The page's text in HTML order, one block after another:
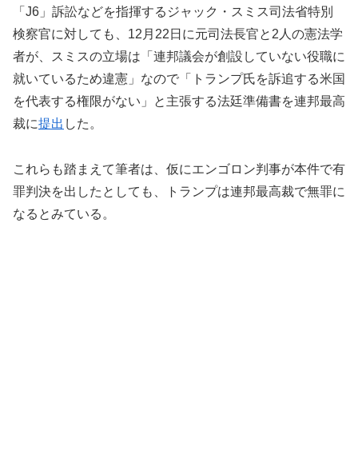
「J6」訴訟などを指揮するジャック・スミス司法省特別
検察官に対しても、12月22日に元司法長官と2人の憲法学
者が、スミスの立場は「連邦議会が創設していない役職に
就いているため違憲」なので「トランプ氏を訴追する米国
を代表する権限がない」と主張する法廷準備書を連邦最高
裁に提出 した。
これらも踏まえて筆者は、仮にエンゴロン判事が本件で有
罪判決を出したとしても、トランプは連邦最高裁で無罪に
なるとみている。